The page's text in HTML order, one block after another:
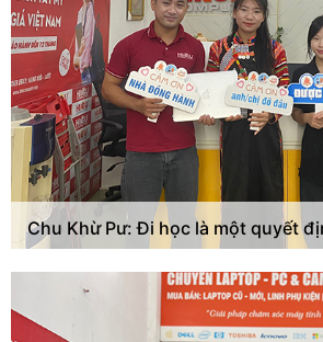
Chu Khừ Pư: Đi học là một quyết